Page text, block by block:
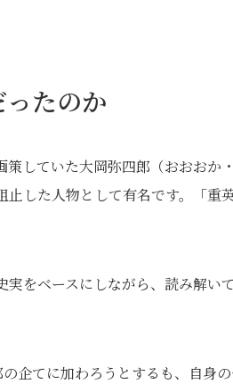
たのか
していた大岡弥四郎（おおおか・
した人物として有名です。「重
をベースにしながら、読み解い
企てに加わろうとするも、自身